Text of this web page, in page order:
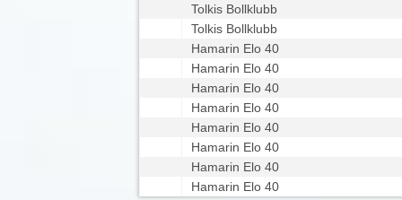
Tolkis Bollklubb
Tolkis Bollklubb
Hamarin Elo 40
Hamarin Elo 40
Hamarin Elo 40
Hamarin Elo 40
Hamarin Elo 40
Hamarin Elo 40
Hamarin Elo 40
Hamarin Elo 40